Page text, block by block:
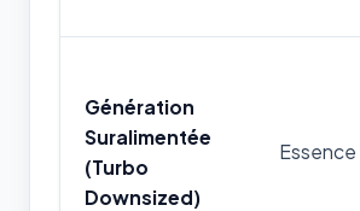
Génération
Suralimentée
(Turbo
Downsized)
Essence